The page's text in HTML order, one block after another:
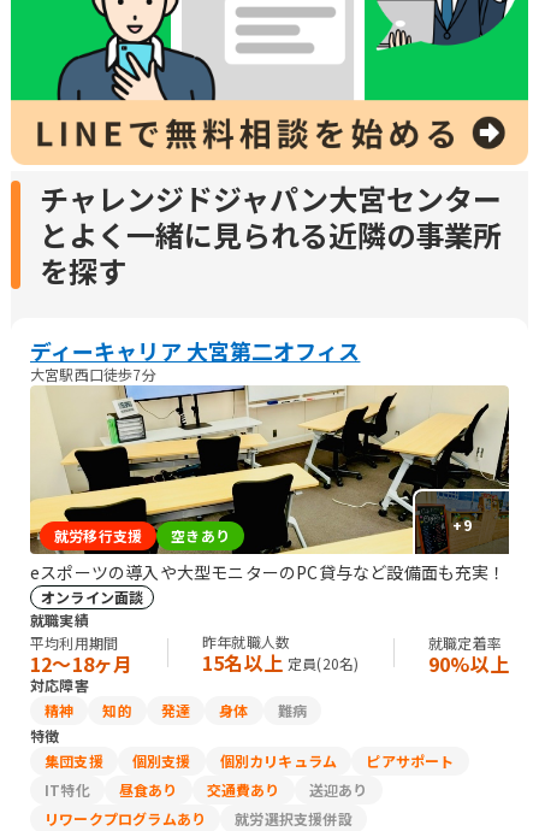
チャレンジドジャパン大宮センター
とよく一緒に見られる近隣の事業所
を探す
ディーキャリア 大宮第二オフィス
大宮駅西口徒歩7分
+9
就労移行支援 空きあり
eスポーツの導入や大型モニターのPC貸与など設備面も充実！
オンライン面談
就職実績
平均利用期間
12〜18ヶ月
昨年就職人数
15名以上 定員(20名)
就職定着率
90%以上
対応障害
精神
知的 発達 身体
難病
特徴
集団支援
個別支援 個別カリキュラム
ピアサポート
IT特化
昼食あり 交通費あり
送迎あり
リワークプログラムあり
就労選択支援併設